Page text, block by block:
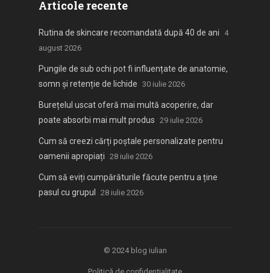
Articole recente
Rutina de skincare recomandată după 40 de ani
4
august 2026
Pungile de sub ochi pot fi influențate de anatomie,
somn și retenție de lichide 30 iulie 2026
Burețelul uscat oferă mai multă acoperire, dar
poate absorbi mai mult produs 29 iulie 2026
Cum să creezi cărți poștale personalizate pentru
oamenii apropiați 28 iulie 2026
Cum să eviți cumpărăturile făcute pentru a ține
pasul cu grupul
28 iulie 2026
© 2024 blog iulian